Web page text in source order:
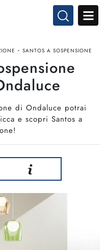
- SANTOS A SOSPENSIONE
di Ondaluce potrai
e scopri Santos a